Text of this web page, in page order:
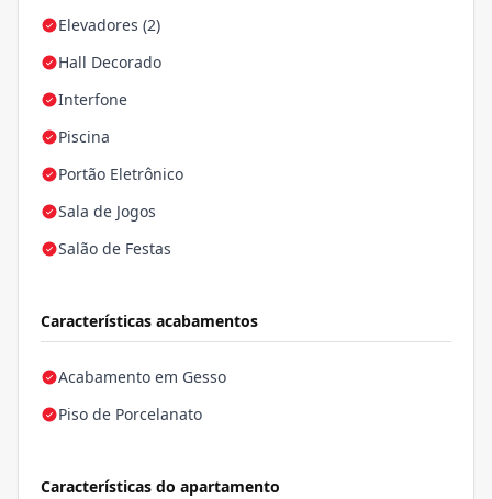
Elevadores (2)
Hall Decorado
Interfone
Piscina
Portão Eletrônico
Sala de Jogos
Salão de Festas
Características acabamentos
Acabamento em Gesso
Piso de Porcelanato
Características do apartamento